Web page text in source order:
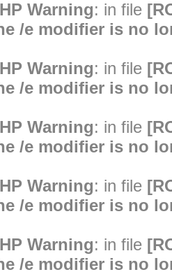
Warning: in file
/e modifier is no
Warning: in file
/e modifier is no
Warning: in file
/e modifier is no
Warning: in file
/e modifier is no
Warning: in file
/e modifier is no